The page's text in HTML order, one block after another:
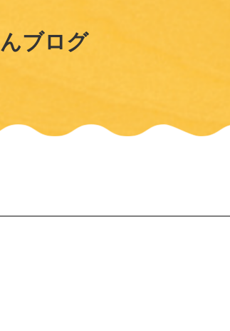
ブログ